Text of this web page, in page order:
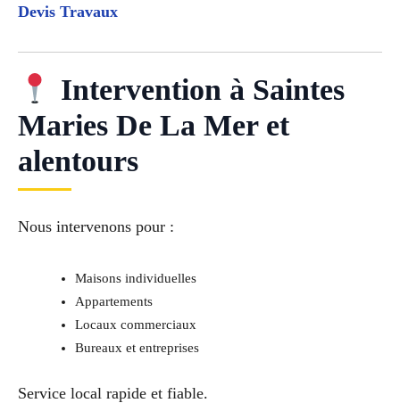
Devis Travaux
Intervention à Saintes
Maries De La Mer et
alentours
Nous intervenons pour :
Maisons individuelles
Appartements
Locaux commerciaux
Bureaux et entreprises
Service local rapide et fiable.